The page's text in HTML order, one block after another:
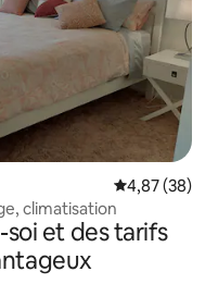
Évaluation
4,87 (38)
climatisation
et des tarifs